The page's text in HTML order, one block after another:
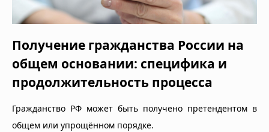
Получение гражданства России на
общем основании: специфика и
продолжительность процесса
Гражданство РФ может быть получено претендентом в
общем или упрощённом порядке.